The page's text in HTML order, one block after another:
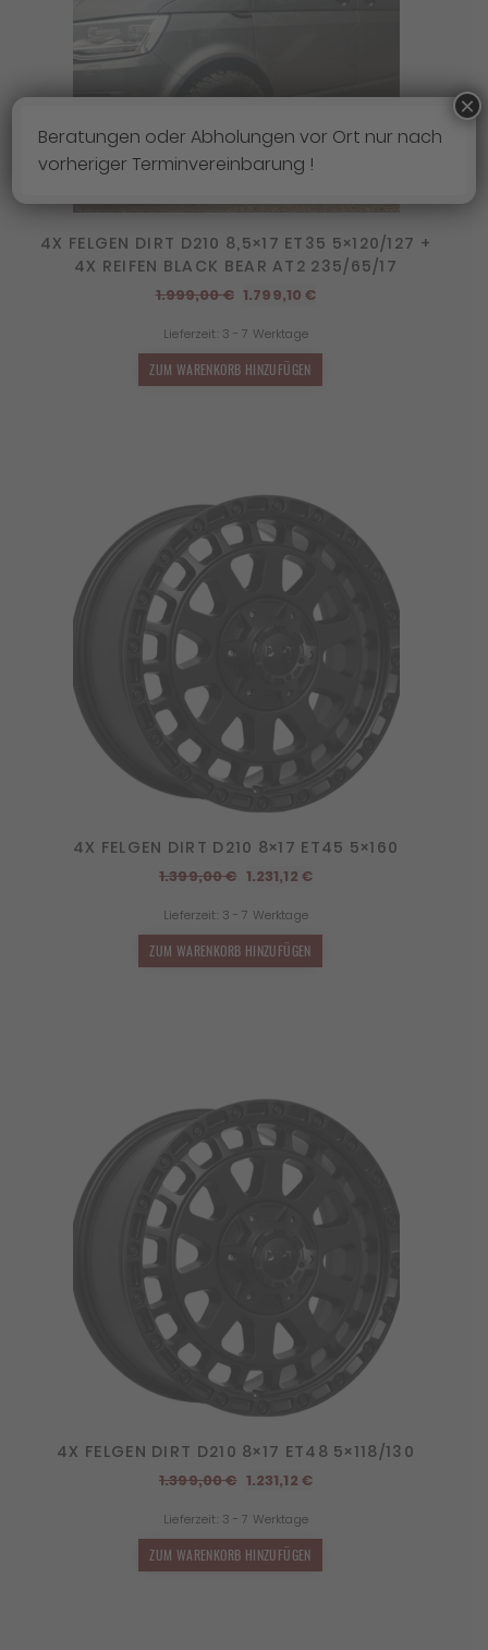
4X FELGEN DIRT D210 8,5×17 ET35 5×120/127 +
4X REIFEN BLACK BEAR AT2 235/65/17
1.999,00€ Ursprünglicher
war:
1.999,00 €
1.799,10€Aktueller
Lieferzeit: 3 - 7 Werktage
ZUM WARENKORB HINZUFÜGEN
4X FELGEN DIRT D210 8×17 ET45 5×160
1.399,00€ Ursprünglicher
war:
1.399,00 €
1.231,12 €Aktueller
Lieferzeit: 3 - 7 Werktage
ZUM WARENKORB HINZUFÜGEN
4X FELGEN DIRT D210 8×17 ET48 5×118/130
1.399,00€ Ursprünglicher
war:
1.399,00 €
1.231,12 €Aktueller
Lieferzeit: 3 - 7 Werktage
ZUM WARENKORB HINZUFÜGEN
Beratungen oder Abholungen vor Ort nur nach
vorheriger Terminvereinbarung !
×